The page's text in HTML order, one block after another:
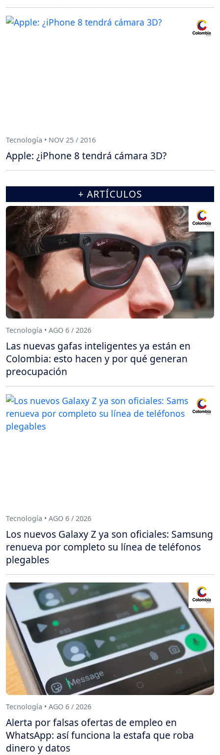
Tecnología • NOV 25 / 2016
Apple: ¿iPhone 8 tendrá cámara 3D?
+ ARTÍCULOS
Tecnología • AGO 6 / 2026
Las nuevas gafas inteligentes ya están en
Colombia: esto hacen y por qué generan
preocupación
Tecnología • AGO 6 / 2026
Los nuevos Galaxy Z ya son oficiales: Samsung
renueva por completo su línea de teléfonos
plegables
Tecnología • AGO 6 / 2026
Alerta por falsas ofertas de empleo en
WhatsApp: así funciona la estafa que roba
dinero y datos